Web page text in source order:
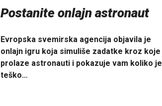
Postanite onlajn astronaut
Evropska svemirska agencija objavila je
onlajn igru koja simuliše zadatke kroz koje
prolaze astronauti i pokazuje vam koliko je
teško…